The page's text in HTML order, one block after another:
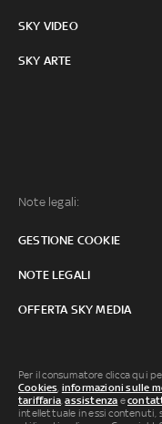
SKY VIDEO
SKY ARTE
Note legali:
GESTIONE COOKIE
NOTE LEGALI
OFFERTA SKY MEDIA
Per il consumatore clicca qui
Cookies, informazioni sulle
tariffaria,assistenza e
intellettuale in essi contenuti,